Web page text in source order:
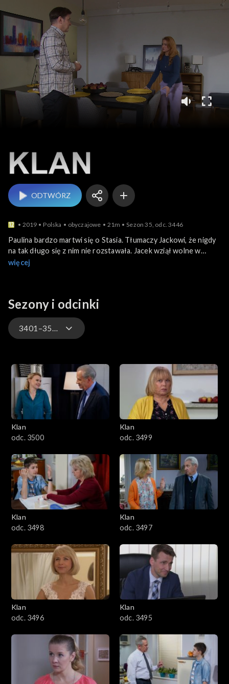
Klan
ODTWÓRZ
2019 Polska obyczajowe 21m Sezon 35, odc. 3446
Paulina bardzo martwi się o Stasia. Tłumaczy Jackowi, że nigdy
na tak długo się z nim nie rozstawała. Jacek wziął wolne w
banku i proponuje, żeby wykorzystali ten czas, np. na weekend
więcej
Sezony i odcinki
3401–3500
4601–4700
4501–4600
4401–4500
4301–4400
4201–4300
4101–4200
3901–4000
3801–3900
3701–3800
3601–3700
3501–3600
Klan
odc. 3500
Klan
odc. 3499
Klan
odc. 3498
Klan
odc. 3497
Klan
odc. 3496
Klan
odc. 3495